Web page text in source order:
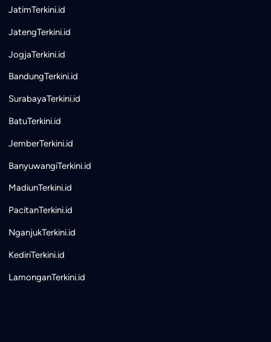
JatimTerkini.id
JatengTerkini.id
JogjaTerkini.id
BandungTerkini.id
SurabayaTerkini.id
BatuTerkini.id
JemberTerkini.id
BanyuwangiTerkini.id
MadiunTerkini.id
PacitanTerkini.id
NganjukTerkini.id
KediriTerkini.id
LamonganTerkini.id